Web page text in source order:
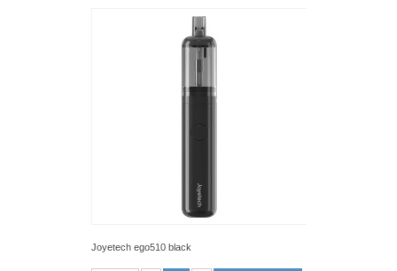
Joyetech ego510 black